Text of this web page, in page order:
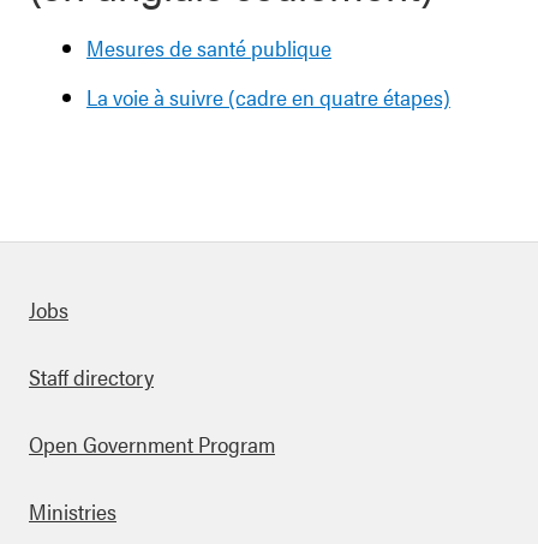
Mesures de santé publique
La voie à suivre (cadre en quatre étapes)
links
Jobs
Staff directory
Open Government Program
Ministries